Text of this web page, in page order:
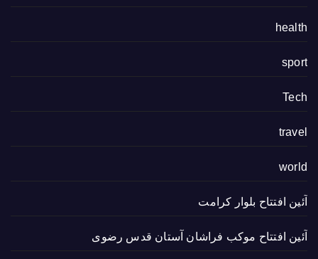
health
sport
Tech
travel
world
آئین افتتاح بلوار کرامت
آئین افتتاح موکب فراشان آستان قدس رضوی